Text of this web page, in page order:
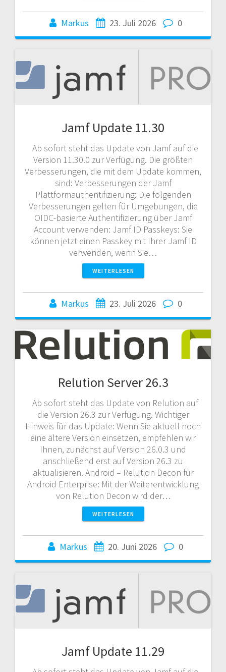
Markus 23. Juli 2026 0
Jamf Update 11.30
Ab sofort steht das Update von Jamf auf die
Version 11.30.0 zur Verfügung. Die größten
Verbesserungen, die mit dem Update kommen,
sind: Verbesserungen der Jamf
Plattformauthentifizierung: Die folgenden
Verbesserungen gelten für Umgebungen, die
OIDC-basierte Authentifizierung über Jamf
Account verwenden: Jamf ID Passkeys: Sie
können jetzt einen Passkey mit Ihrer Jamf ID
verwenden, wenn Sie…
WEITERLESEN
Markus 23. Juli 2026 0
Relution Server 26.3
Ab sofort steht das Update von Relution auf
die Version 26.3 zur Verfügung. Wichtiger
Hinweis für das Update: Wenn Sie aktuell noch
eine ältere Version einsetzen, empfehlen wir
Ihnen, zunächst auf Version 26.0.3 und
anschließend erst auf Version 26.3 zu
aktualisieren. Android – Relution Decon für
Android Enterprise: Mit der Weiterentwicklung
von Relution Decon wird der…
WEITERLESEN
Markus 20. Juni 2026 0
Jamf Update 11.29